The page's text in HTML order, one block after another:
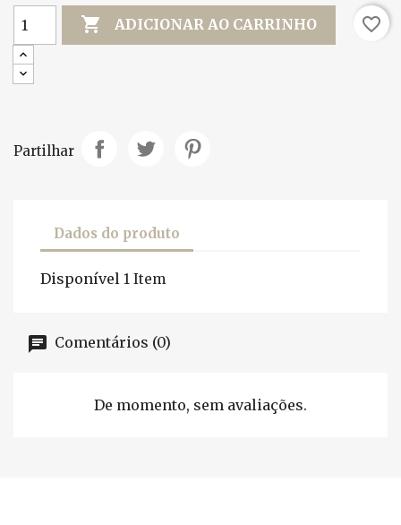
 ADICIONAR AO CARRINHO favorite_border
Partilhar
Dados do produto
Disponível 1 Item
Comentários (0)
De momento, sem avaliações.